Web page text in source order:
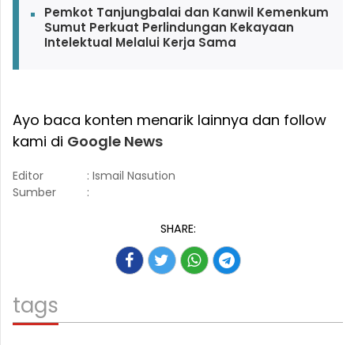
Pemkot Tanjungbalai dan Kanwil Kemenkum
Sumut Perkuat Perlindungan Kekayaan
Intelektual Melalui Kerja Sama
Ayo baca konten menarik lainnya dan follow
kami di Google News
Editor
: Ismail Nasution
Sumber
:
SHARE:
tags